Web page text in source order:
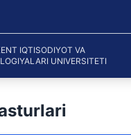
IQTISODIYOT VA
UNIVERSITETI